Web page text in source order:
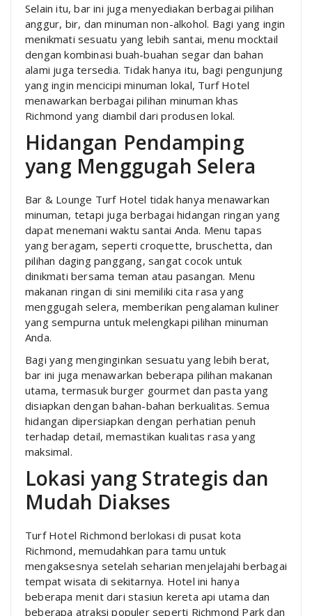
Selain itu, bar ini juga menyediakan berbagai pilihan
anggur, bir, dan minuman non-alkohol. Bagi yang ingin
menikmati sesuatu yang lebih santai, menu mocktail
dengan kombinasi buah-buahan segar dan bahan
alami juga tersedia. Tidak hanya itu, bagi pengunjung
yang ingin mencicipi minuman lokal, Turf Hotel
menawarkan berbagai pilihan minuman khas
Richmond yang diambil dari produsen lokal.
Hidangan Pendamping
yang Menggugah Selera
Bar & Lounge Turf Hotel tidak hanya menawarkan
minuman, tetapi juga berbagai hidangan ringan yang
dapat menemani waktu santai Anda. Menu tapas
yang beragam, seperti croquette, bruschetta, dan
pilihan daging panggang, sangat cocok untuk
dinikmati bersama teman atau pasangan. Menu
makanan ringan di sini memiliki cita rasa yang
menggugah selera, memberikan pengalaman kuliner
yang sempurna untuk melengkapi pilihan minuman
Anda.
Bagi yang menginginkan sesuatu yang lebih berat,
bar ini juga menawarkan beberapa pilihan makanan
utama, termasuk burger gourmet dan pasta yang
disiapkan dengan bahan-bahan berkualitas. Semua
hidangan dipersiapkan dengan perhatian penuh
terhadap detail, memastikan kualitas rasa yang
maksimal.
Lokasi yang Strategis dan
Mudah Diakses
Turf Hotel Richmond berlokasi di pusat kota
Richmond, memudahkan para tamu untuk
mengaksesnya setelah seharian menjelajahi berbagai
tempat wisata di sekitarnya. Hotel ini hanya
beberapa menit dari stasiun kereta api utama dan
beberapa atraksi populer seperti Richmond Park dan